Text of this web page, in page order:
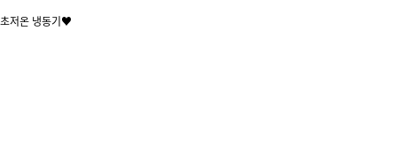
초저온 냉동기♥